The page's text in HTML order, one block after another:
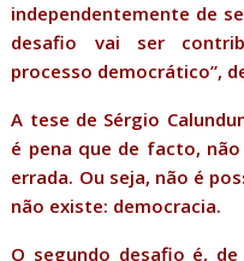
independentemente de
desafio vai ser
processo democrático”,
A tese de Sérgio
é pena que de facto,
errada. Ou seja, não é
não existe: democracia.
O segundo desafio é,